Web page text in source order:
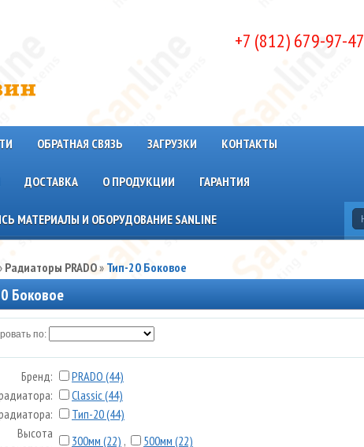
+7 (812) 679-97-47
ОБРАТНАЯ СВЯЗЬ ЗАГРУЗКИ КОНТАКТЫ
ДОСТАВКА О ПРОДУКЦИИ ГАРАНТИЯ
МАТЕРИАЛЫ И ОБОРУДОВАНИЕ SANLINE
Радиаторы PRADO» Тип-20 Боковое
Боковое
по:
Бренд:
PRADO (44)
Classic (44)
Тип-20 (44)
Высота
300мм (22) , 500мм (22)